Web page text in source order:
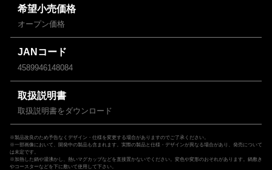
希望小売価格
オープン価格
JANコード
4589946148084
取扱説明書
取扱説明書をダウンロード
※製品改良のため予告なくデザイン・仕様を変更する場合がありますのでご了承ください。
※一部画像において、開発中の製品も含まれます。実際の製品と仕様・デザインが異なる場合があり、発売について
は未定です。
※加熱した鍋や湯沸かし、熱いマグカップなどを直接置かないでください。変色や変形のおそれがあります。鍋敷き
やコースターなどを下に敷いて使用して下さい。